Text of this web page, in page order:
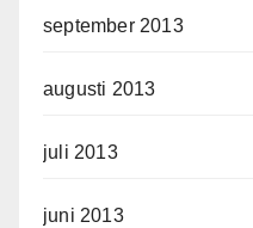
september 2013
augusti 2013
juli 2013
juni 2013